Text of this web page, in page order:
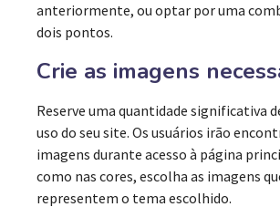
anteriormente, ou optar por uma
dois pontos.
Crie as imagens
Reserve uma quantidade significativa
uso do seu site. Os usuários irão
imagens durante acesso à página
como nas cores, escolha as imagens
representem o tema escolhido.